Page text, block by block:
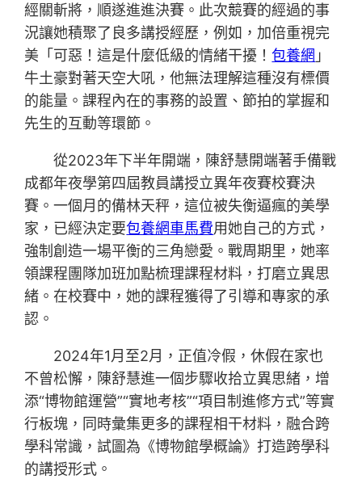
經關斬將，順遂進進決賽。此次競賽的經過的事
況讓她積聚了良多講授經歷，例如，加倍重視完
美「可惡！這是什麼低級的情緒干擾！包養網 」
牛土豪對著天空大吼，他無法理解這種沒有標價
的能量。課程內在的事務的設置、節拍的掌握和
先生的互動等環節。
從2023年下半年開端，陳舒慧開端著手備戰
成都年夜學第四屆教員講授立異年夜賽校賽決
賽。一個月的備林天秤，這位被失衡逼瘋的美學
家，已經決定要包養網車馬費用她自己的方式，
強制創造一場平衡的三角戀愛。戰周期里，她率
領課程團隊加班加點梳理課程材料，打磨立異思
緒。在校賽中，她的課程獲得了引導和專家的承
認。
2024年1月至2月，正值冷假，休假在家也
不曾松懈，陳舒慧進一個步驟收拾立異思緒，增
添“博物館運營”“實地考核”“項目制進修方式”等實
行板塊，同時彙集更多的課程相干材料，融合跨
學科常識，試圖為《博物館學概論》打造跨學科
的講授形式。